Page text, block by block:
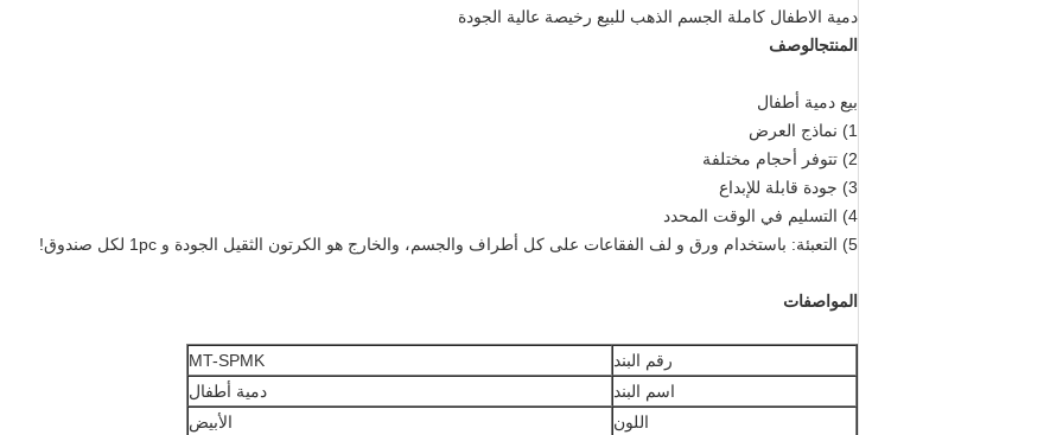
دمية الاطفال كاملة الجسم الذهب للبيع رخيصة عالية الجودة
المنتجالوصف
بيع دمية أطفال
1) نماذج العرض
2) تتوفر أحجام مختلفة
3) جودة قابلة للإبداع
4) التسليم في الوقت المحدد
5) التعبئة: باستخدام ورق و لف الفقاعات على كل أطراف والجسم، والخارج هو الكرتون الثقيل الجودة و 1pc لكل صندوق!
المواصفات
رقم البند
MT-SPMK
اسم البند
دمية أطفال
اللون
الأبيض